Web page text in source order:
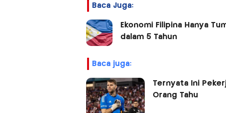
Baca Juga:
Ekonomi Filipina Hanya
dalam 5 Tahun
baca juga:
Ternyata Ini
Orang Tahu